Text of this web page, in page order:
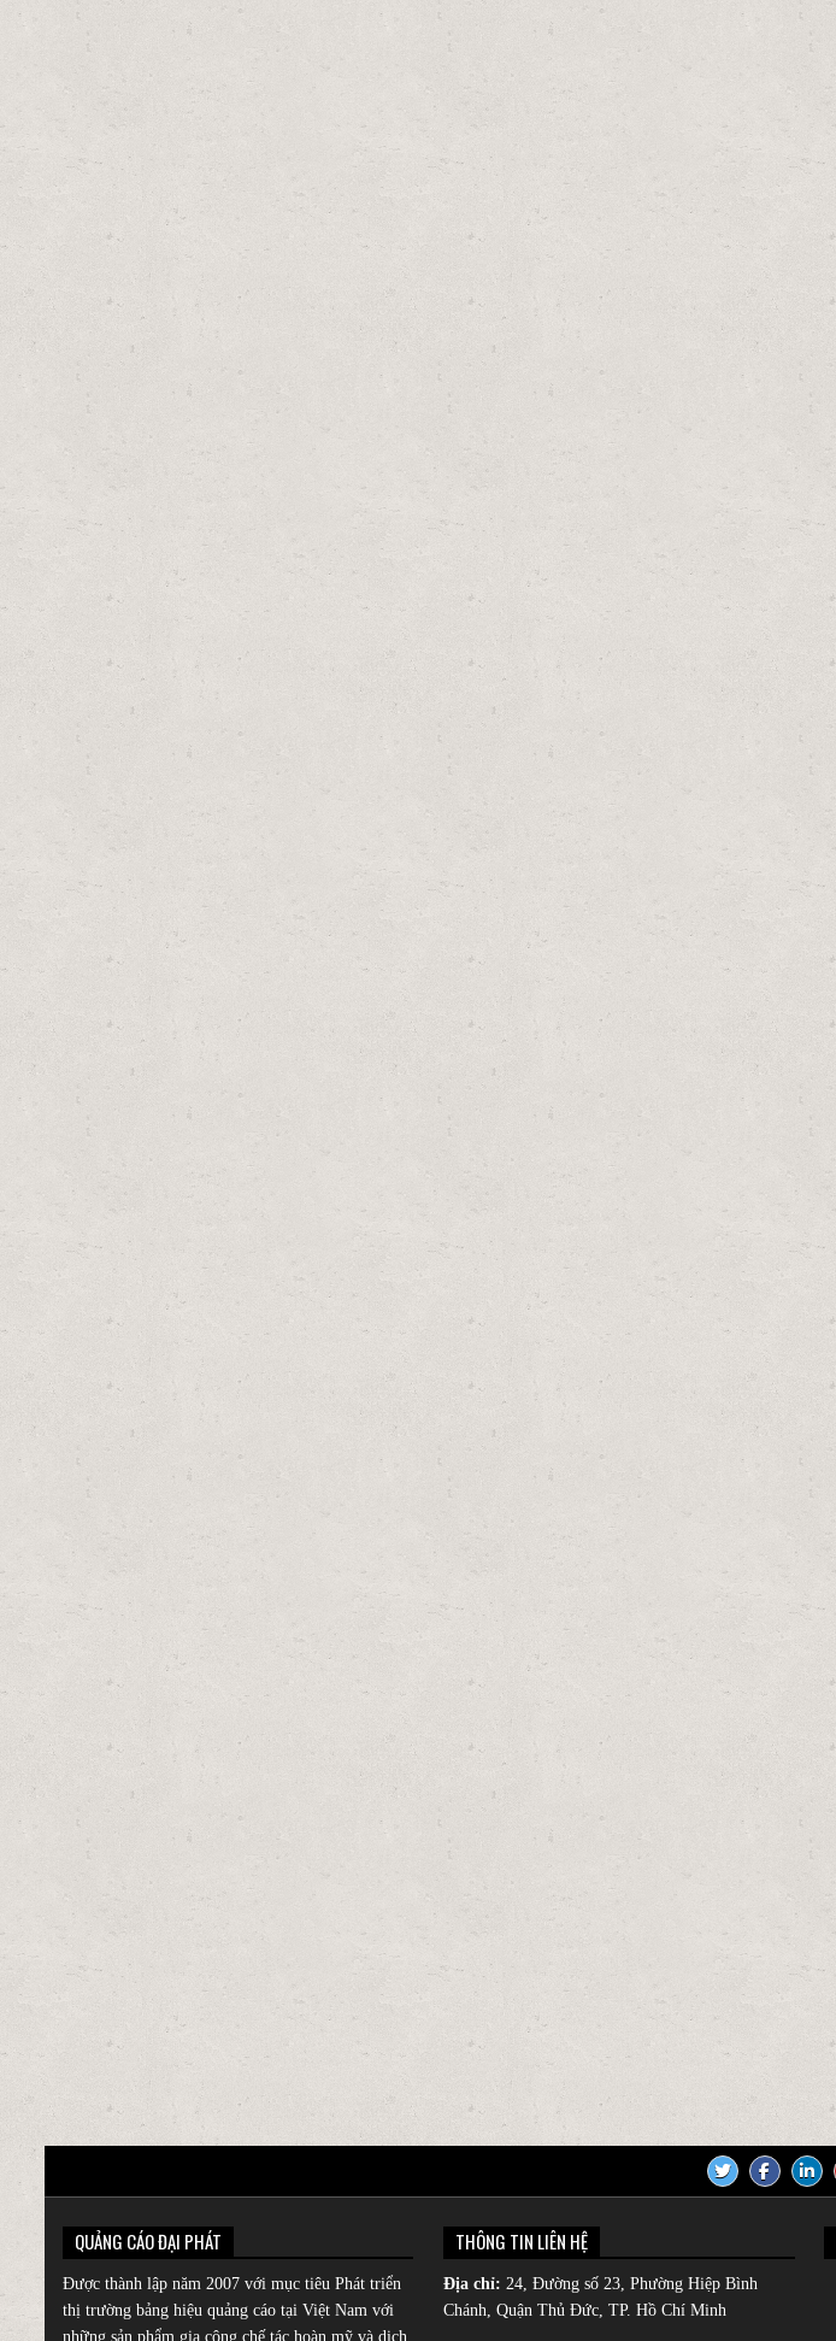
QUẢNG CÁO ĐẠI PHÁT
Được thành lập năm 2007 với mục tiêu Phát triển
thị trường bảng hiệu quảng cáo tại Việt Nam với
những sản phẩm gia công chế tác hoàn mỹ và dịch
THÔNG TIN LIÊN HỆ
Địa chỉ: 24, Đường số 23, Phường Hiệp Bình
Chánh, Quận Thủ Đức, TP. Hồ Chí Minh